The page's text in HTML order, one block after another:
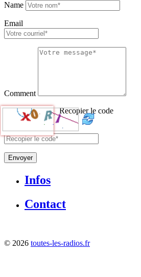
Name
Email
Comment
Recopier le code
Envoyer
Infos
Contact
© 2026 toutes-les-radios.fr